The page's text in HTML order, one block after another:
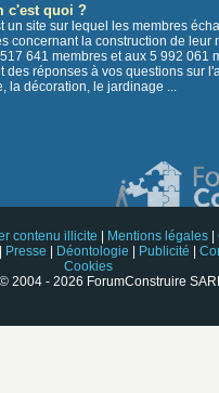
c'est quoi ?
un site sur lequel les membres
concernant la construction de leur
641 membres et aux 5 992 061
des réponses à vos questions sur
la décoration, le jardinage ...
contenu illicite Mentions légales
Presse Déontologie Publicité
Cookies
2004 - 2026 ForumConstruire